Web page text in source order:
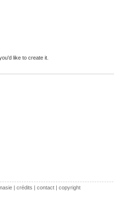
like to create it.
| crédits | contact| copyright